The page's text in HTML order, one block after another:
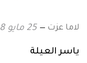
لاما عزت 25 مايو 2018
ياسر العيلة